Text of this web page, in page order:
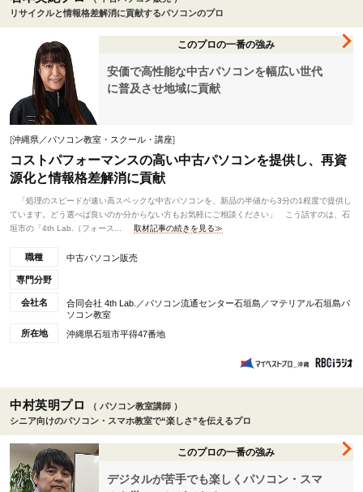
リサイクルと情報格差解消に貢献するパソコンのプロ
このプロの一番の強み
安価で高性能な中古パソコンを幅広い世代
に普及させ地域に貢献
[沖縄県／パソコン教室・スクール・講座]
コストパフォーマンスの高い中古パソコンを提供し、再資
源化と情報格差解消に貢献
「処理のスピードが速い高スペックな中古パソコンを、新品の半値から3分の1程度で提供し
ています。どう選べば良いのか分からない方もお気軽にご相談ください」 こう話すのは、石
垣市の「4th Lab.（フォース...
取材記事の続きを見る≫
職種 中古パソコン販売
専門分野
会社名
合同会社 4th Lab.／パソコン流通センター石垣島／マテリアル石垣島パ
ソコン教室
所在地
沖縄県石垣市平得47番地
中村英明プロ
（ パソコン教室講師 ）
シニア向けのパソコン・スマホ教室で“楽しさ”を伝えるプロ
このプロの一番の強み
デジタルが苦手でも楽しくパソコン・スマ